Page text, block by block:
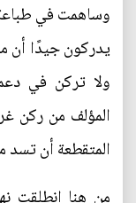
وساهمت في طباعة
يدركون جيدًا أن
ولا تركن في
المؤلف من ركن
المتقطعة أن تسد